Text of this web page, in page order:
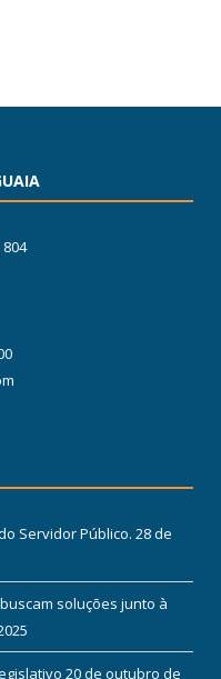
Servidor Público. 28 de
soluções junto à
20 de outubro de